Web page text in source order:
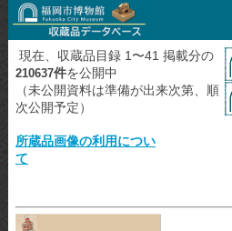
現在、収蔵品目録 1〜41 掲載分の
210637件を公開中
（未公開資料は準備が出来次第、順
次公開予定）
所蔵品画像の利用につい
て